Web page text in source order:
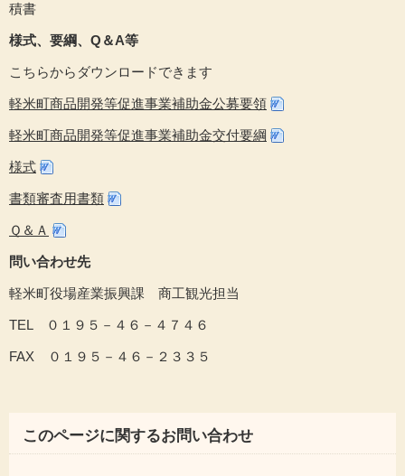
積書
様式、要綱、Q＆A等
こちらからダウンロードできます
軽米町商品開発等促進事業補助金公募要領
軽米町商品開発等促進事業補助金交付要綱
様式
書類審査用書類
Ｑ＆Ａ
問い合わせ先
軽米町役場産業振興課 商工観光担当
TEL ０１９５－４６－４７４６
FAX ０１９５－４６－２３３５
このページに関するお問い合わせ